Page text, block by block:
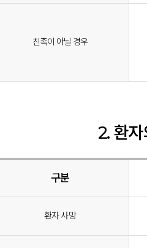
친족이 아닐 경우
2. 환
구분
환자 사망